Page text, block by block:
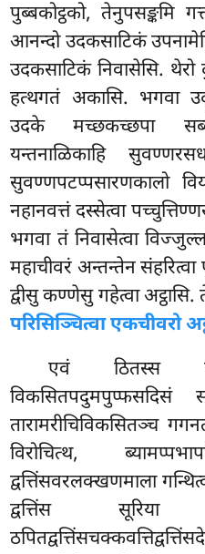
पुब्बकोट्ठको, तेनुपसङ्कमि
आनन्दो उदकसाटिकं
उदकसाटिकं निवासेसि. थेरो
हत्थगतं अकासि. भगवा
उदके मच्छकच्छपा
यन्तनाळिकाहि
सुवण्णपटप्पसारणकालो
नहानवत्तं दस्सेत्वा
भगवा तं निवासेत्वा
महाचीवरं अन्तन्तेन
द्वीसु कण्णेसु गहेत्वा अट्ठासि.
परिसिञ्चित्वा एकचीवरो
एवं ठितस्स
विकसितपदुमपुप्फसदिसं
तारामरीचिविकसितञ्च
विरोचित्थ,
द्वत्तिंसवरलक्खणमाला
द्वत्तिंस सूरिया